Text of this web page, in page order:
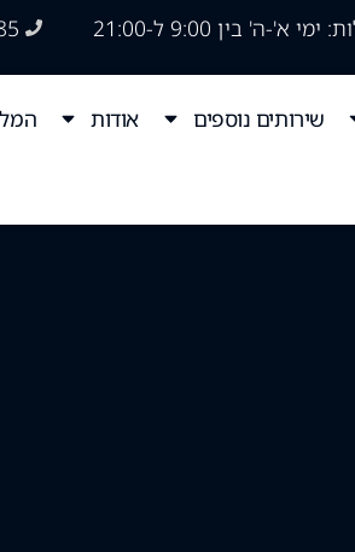
א'-ה' בין 9:00 ל-21:00
שירותים נוספים אודות